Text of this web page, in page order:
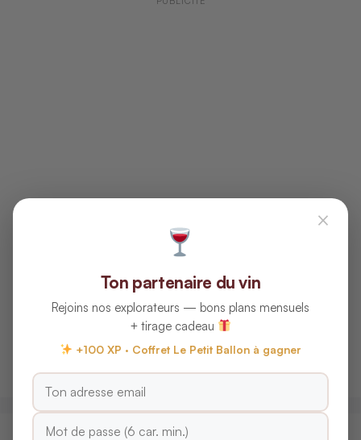
×
Ton partenaire du vin
Rejoins nos explorateurs — bons plans mensuels
+ tirage cadeau
+100 XP · Coffret Le Petit Ballon à gagner